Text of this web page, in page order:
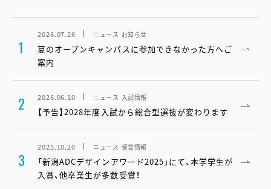
1
2026.07.26 ニュース お知らせ
夏のオープンキャンパスに参加できなかった方へご
案内
2 2026.06.10 ニュース 入試情報
【予告】2028年度入試から総合型選抜が変わります
3
2025.10.20 ニュース 受賞情報
「新潟ADCデザインアワード2025」にて、本学学生が
入賞、他卒業生が多数受賞！